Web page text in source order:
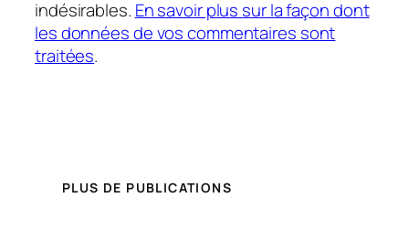
indésirables. En savoir plus sur la façon dont
les données de vos commentaires sont
traitées.
PLUS DE PUBLICATIONS